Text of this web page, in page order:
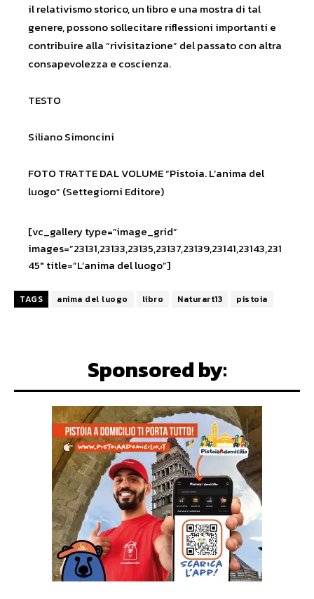
il relativismo storico, un libro e una mostra di tal
genere, possono sollecitare riflessioni importanti e
contribuire alla “rivisitazione” del passato con altra
consapevolezza e coscienza.
TESTO
Siliano Simoncini
FOTO TRATTE DAL VOLUME “Pistoia. L’anima del
luogo” (Settegiorni Editore)
[vc_gallery type=”image_grid”
images=”23131,23133,23135,23137,23139,23141,23143,231
45″ title=”L’anima del luogo”]
TAGS anima del luogo libro Naturart13 pistoia
Sponsored by: